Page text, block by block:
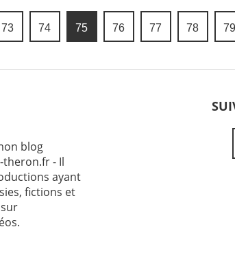
73 74 75 76 77 78 79
blog
theron.fr - Il
ayant
fictions et